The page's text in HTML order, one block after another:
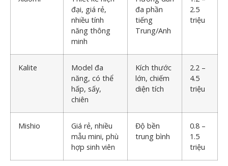
đại, giá rẻ,
nhiều tính
năng thông
minh
đa phần
tiếng
Trung/Anh
2.5
triệu
Kalite
Model đa
năng, có thể
hấp, sấy,
chiên
Kích thước
lớn, chiếm
diện tích
2.2 –
4.5
triệu
Mishio
Giá rẻ, nhiều
mẫu mini, phù
hợp sinh viên
Độ bền
trung bình
0.8 –
1.5
triệu